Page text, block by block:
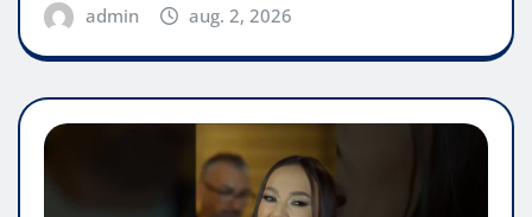
admin aug. 2, 2026